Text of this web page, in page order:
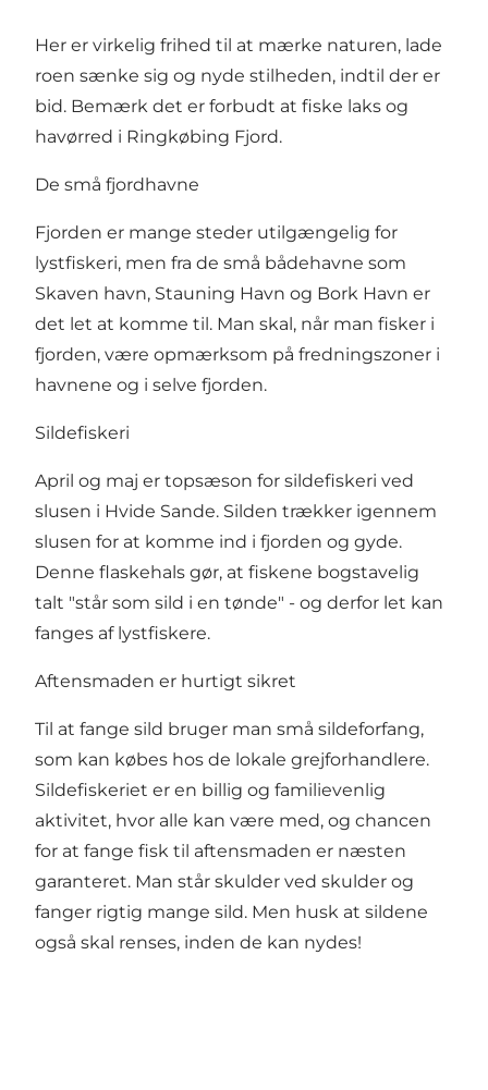
Her er virkelig frihed til at mærke naturen, lade
roen sænke sig og nyde stilheden, indtil der er
bid. Bemærk det er forbudt at fiske laks og
havørred i Ringkøbing Fjord.
De små fjordhavne
Fjorden er mange steder utilgængelig for
lystfiskeri, men fra de små bådehavne som
Skaven havn, Stauning Havn og Bork Havn er
det let at komme til. Man skal, når man fisker i
fjorden, være opmærksom på fredningszoner i
havnene og i selve fjorden.
Sildefiskeri
April og maj er topsæson for sildefiskeri ved
slusen i Hvide Sande. Silden trækker igennem
slusen for at komme ind i fjorden og gyde.
Denne flaskehals gør, at fiskene bogstavelig
talt "står som sild i en tønde" - og derfor let kan
fanges af lystfiskere.
Aftensmaden er hurtigt sikret
Til at fange sild bruger man små sildeforfang,
som kan købes hos de lokale grejforhandlere.
Sildefiskeriet er en billig og familievenlig
aktivitet, hvor alle kan være med, og chancen
for at fange fisk til aftensmaden er næsten
garanteret. Man står skulder ved skulder og
fanger rigtig mange sild. Men husk at sildene
også skal renses, inden de kan nydes!